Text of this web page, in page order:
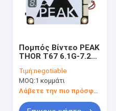
Πομπός Βίντεο PEAK
THOR T67 6.1G-7.2G
DC
Τιμή:negotiable
MOQ:1 κομμάτι